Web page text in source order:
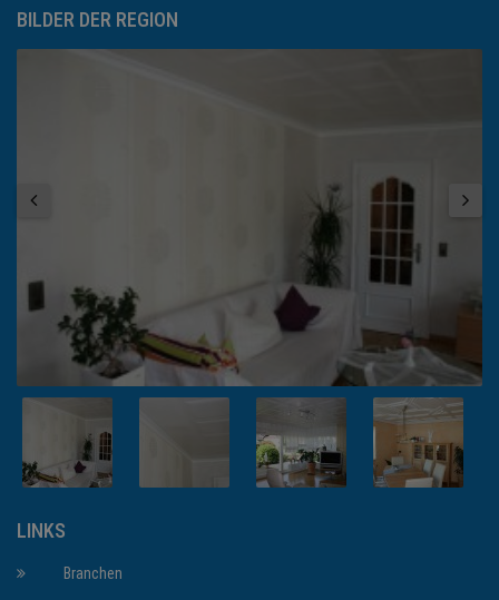
BILDER DER REGION
LINKS
Branchen